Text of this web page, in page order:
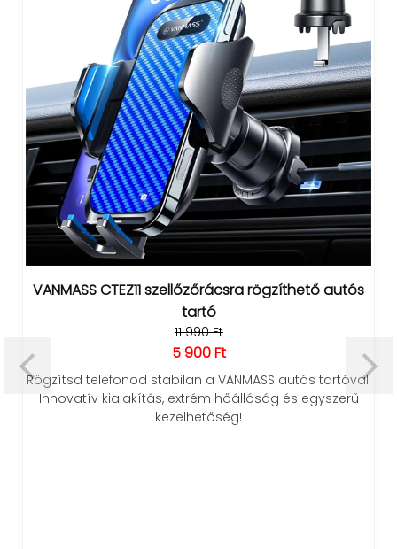
VANMASS CTEZ11 szellőzőrácsra rögzíthető autós
tartó
11 990 Ft
5 900 Ft
Rögzítsd telefonod stabilan a VANMASS autós tartóval!
Innovatív kialakítás, extrém hőállóság és egyszerű
kezelhetőség!